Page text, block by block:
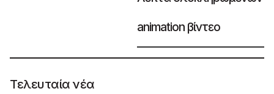
animation βίντεο
Τελευταία νέα